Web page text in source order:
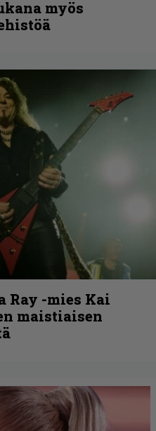
myös
Ray -mies Kai
maistiaisen